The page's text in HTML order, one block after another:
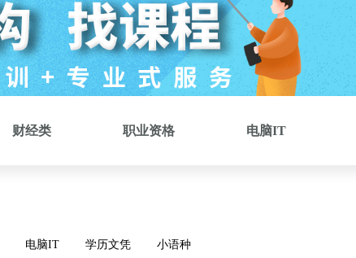
财经类 职业资格 电脑IT
电脑IT 学历文凭 小语种